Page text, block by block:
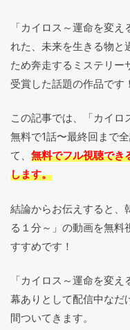
「カイロス～運命を変
れた、未来を生きる物と
ため奔走するミステリー
受賞した話題の作品です！
この記事では、「カイロ
無料で1話〜最終回まで
て、 無料でフル視聴でき
します。
結論からお伝えすると、
る１分～」の動画を無料
すすめです！
「カイロス～運命を変
幕ありとして配信中なだ
間ついてきます。